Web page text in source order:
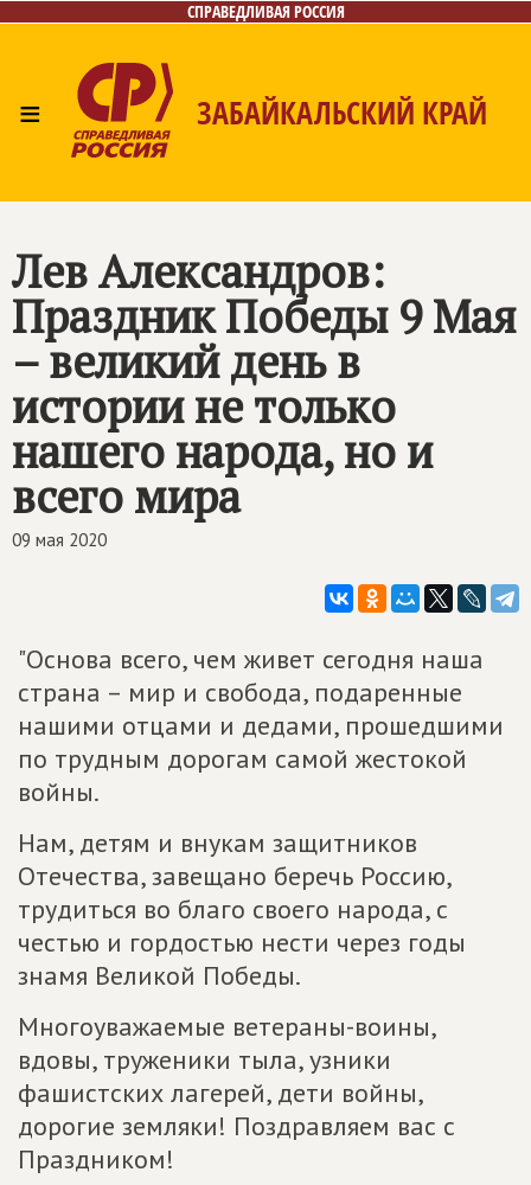
СПРАВЕДЛИВАЯ РОССИЯ
≡ ЗАБАЙКАЛЬСКИЙ КРАЙ
Лев Александров:
Праздник Победы 9 Мая
– великий день в
истории не только
нашего народа, но и
всего мира
09 мая 2020
"Основа всего, чем живет сегодня наша
страна – мир и свобода, подаренные
нашими отцами и дедами, прошедшими
по трудным дорогам самой жестокой
войны.
Нам, детям и внукам защитников
Отечества, завещано беречь Россию,
трудиться во благо своего народа, с
честью и гордостью нести через годы
знамя Великой Победы.
Многоуважаемые ветераны-воины,
вдовы, труженики тыла, узники
фашистских лагерей, дети войны,
дорогие земляки! Поздравляем вас с
Праздником!